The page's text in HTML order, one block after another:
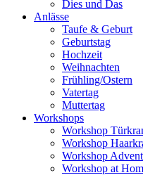
Dies und Das
Anlässe
Taufe & Geburt
Geburtstag
Hochzeit
Weihnachten
Frühling/Ostern
Vatertag
Muttertag
Workshops
Workshop
Workshop
Workshop
Workshop at